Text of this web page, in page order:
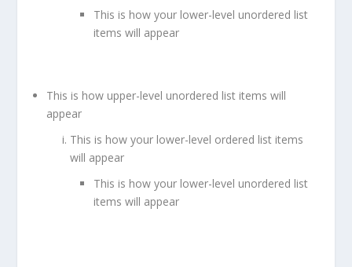
This is how your lower-level unordered list
items will appear
This is how upper-level unordered list items will
appear
This is how your lower-level ordered list items
will appear
This is how your lower-level unordered list
items will appear